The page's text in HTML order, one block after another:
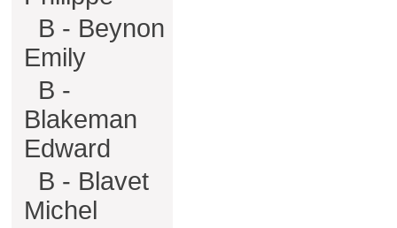
B - Beynon
Emily
B -
Blakeman
Edward
B - Blavet
Michel